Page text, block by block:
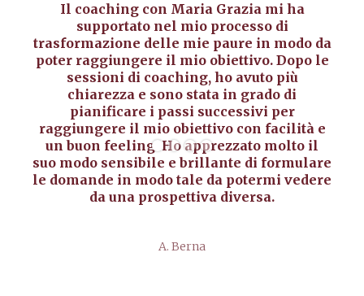
Il coaching con Maria Grazia mi ha
supportato nel mio processo di
trasformazione delle mie paure in modo da
poter raggiungere il mio obiettivo. Dopo le
sessioni di coaching, ho avuto più
chiarezza e sono stata in grado di
pianificare i passi successivi per
raggiungere il mio obiettivo con facilità e
un buon feeling. Ho apprezzato molto il
suo modo sensibile e brillante di formulare
le domande in modo tale da potermi vedere
da una prospettiva diversa.
A. Berna